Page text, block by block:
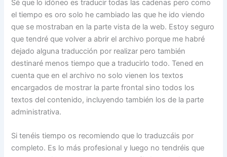
Sé que lo idóneo es traducir todas las cadenas pero como
el tiempo es oro solo he cambiado las que he ido viendo
que se mostraban en la parte vista de la web. Estoy seguro
que tendré que volver a abrir el archivo porque me habré
dejado alguna traducción por realizar pero también
destinaré menos tiempo que a traducirlo todo. Tened en
cuenta que en el archivo no solo vienen los textos
encargados de mostrar la parte frontal sino todos los
textos del contenido, incluyendo también los de la parte
administrativa.
Si tenéis tiempo os recomiendo que lo traduzcáis por
completo. Es lo más profesional y luego no tendréis que